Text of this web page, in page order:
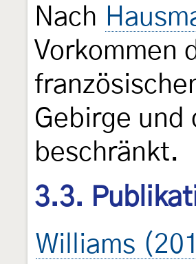
Nach
Vorkommen
Gebirge und
beschränkt.
3.3.
Williams